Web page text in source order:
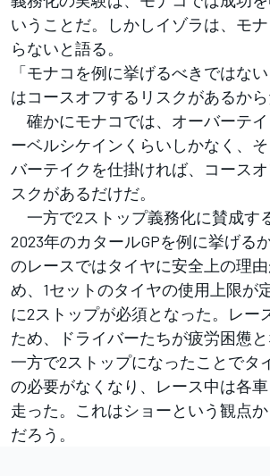
いうことだ。しかしイゾラは、モ
らないと語る。
「モナコを例に挙げるべきではな
はコースオフするリスクがあるから
確かにモナコでは、オーバーテ
ーベルシケインくらいしかなく、
バーテイクを仕掛ければ、コース
スクがあるだけだ。
一方で2ストップ義務化に賛成す
2023年のカタールGPを例に挙げる
のレースではタイヤに安全上の理
め、1セットのタイヤの使用上限が
に2ストップが必須となった。レー
ため、ドライバーたちが疲労困憊
一方で2ストップになったことでタ
の必要がなくなり、レース中は各
走った。これはショーという観点
だろう。